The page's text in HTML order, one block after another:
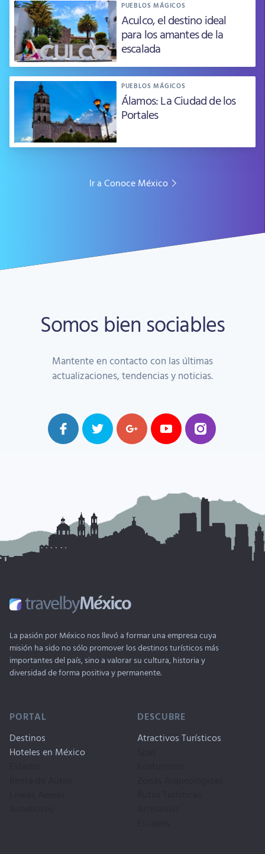
PUEBLOS MÁGICOS
Aculco, el destino ideal
para los amantes de la
escalada
PUEBLOS MÁGICOS
Álamos: La Ciudad de los
Portales
Ir a Conoce México
Somos bien sociables
Mantente en contacto con las últimas
actualizaciones, tendencias y noticias.
La pasión por México nos llevó a formar una empresa cuya
misión ha sido no sólo promover los destinos turísticos más
importantes del país, sino a valorar su cultura, historia y
diversidad de forma positiva y permanente.
PORTAL
Destinos
Hoteles en México
DESCUBRE
Atractivos Turísticos